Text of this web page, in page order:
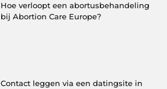
Hoe verloopt een abortusbehandeling
bij Abortion Care Europe?
Contact leggen via een datingsite in